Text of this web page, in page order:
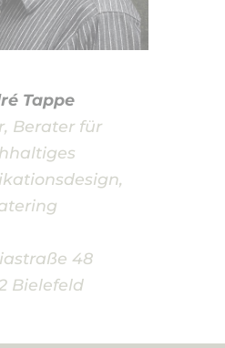
Tappe
Berater für
48
Bielefeld